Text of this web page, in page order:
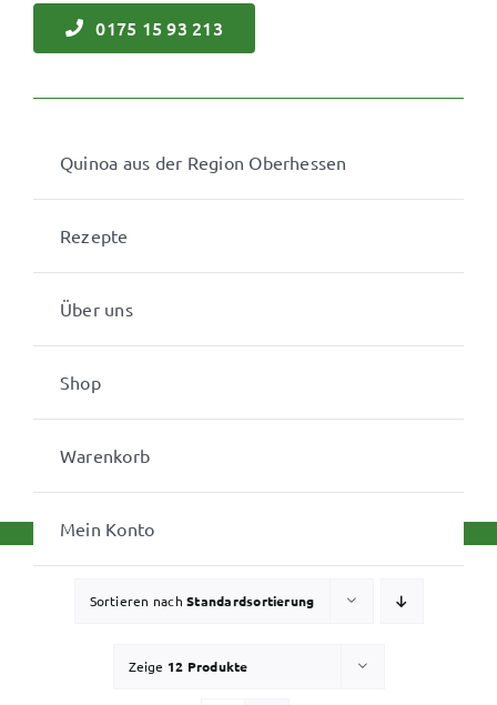
0175 15 93 213
Quinoa aus der Region Oberhessen
Rezepte
Über uns
Shop
Warenkorb
Mein Konto
Sortieren nachStandardsortierung
Zeige 12 Produkte